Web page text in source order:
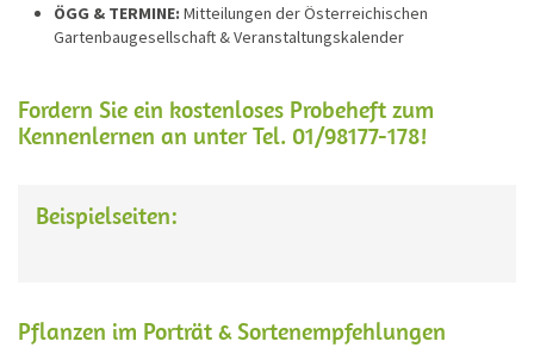
ÖGG & TERMINE: Mitteilungen der Österreichischen
Gartenbaugesellschaft & Veranstaltungskalender
Fordern Sie ein kostenloses Probeheft zum
Kennenlernen an unter Tel. 01/98177-178!
Beispielseiten:
Pflanzen im Porträt & Sortenempfehlungen